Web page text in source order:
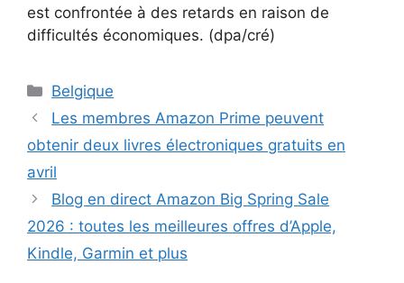
est confrontée à des retards en raison de
difficultés économiques. (dpa/cré)
Catégories
Belgique
Les membres Amazon Prime peuvent
obtenir deux livres électroniques gratuits en
avril
Blog en direct Amazon Big Spring Sale
2026 : toutes les meilleures offres d’Apple,
Kindle, Garmin et plus